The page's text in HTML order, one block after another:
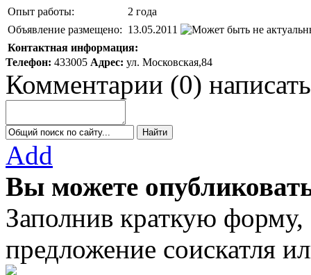
Опыт работы:
2 года
Объявление размещено: 13.05.2011
Контактная информация:
Телефон: 433005 Адрес: ул. Московская,84
Комментарии (0) написать
Add
Вы можете
Заполнив краткую
предложение соискатля